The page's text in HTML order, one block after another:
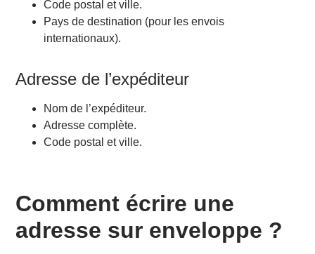
Code postal et ville.
Pays de destination (pour les envois
internationaux).
Adresse de l’expéditeur
Nom de l’expéditeur.
Adresse complète.
Code postal et ville.
Comment écrire une
adresse sur enveloppe ?